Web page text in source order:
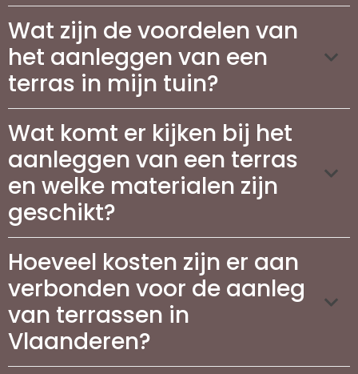
Wat zijn de voordelen van
het aanleggen van een
terras in mijn tuin?
Wat komt er kijken bij het
aanleggen van een terras
en welke materialen zijn
geschikt?
Hoeveel kosten zijn er aan
verbonden voor de aanleg
van terrassen in
Vlaanderen?